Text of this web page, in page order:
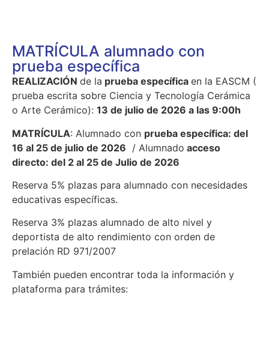
MATRÍCULA alumnado con
prueba específica
REALIZACIÓN de la prueba específica en la EASCM (
prueba escrita sobre Ciencia y Tecnología Cerámica
o Arte Cerámico): 13 de julio de 2026 a las 9:00h
MATRÍCULA: Alumnado con prueba específica: del
16 al 25 de julio de 2026 / Alumnado acceso
directo: del 2 al 25 de Julio de 2026
Reserva 5% plazas para alumnado con necesidades
educativas específicas.
Reserva 3% plazas alumnado de alto nivel y
deportista de alto rendimiento con orden de
prelación RD 971/2007
También pueden encontrar toda la información y
plataforma para trámites: